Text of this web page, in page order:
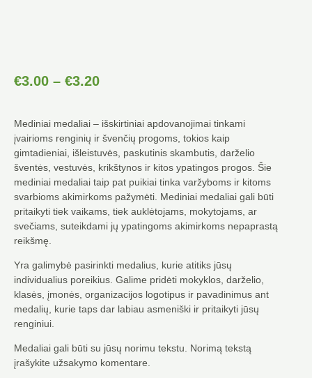
€3.00 – €3.20Price
Through
€3.20
Mediniai medaliai – išskirtiniai apdovanojimai tinkami
įvairioms renginių ir švenčių progoms, tokios kaip
gimtadieniai, išleistuvės, paskutinis skambutis, darželio
šventės, vestuvės, krikštynos ir kitos ypatingos progos. Šie
mediniai medaliai taip pat puikiai tinka varžyboms ir kitoms
svarbioms akimirkoms pažymėti. Mediniai medaliai gali būti
pritaikyti tiek vaikams, tiek auklėtojams, mokytojams, ar
svečiams, suteikdami jų ypatingoms akimirkoms nepaprastą
reikšmę.
Yra galimybė pasirinkti medalius, kurie atitiks jūsų
individualius poreikius. Galime pridėti mokyklos, darželio,
klasės, įmonės, organizacijos logotipus ir pavadinimus ant
medalių, kurie taps dar labiau asmeniški ir pritaikyti jūsų
renginiui.
Medaliai gali būti su jūsų norimu tekstu. Norimą tekstą
įrašykite užsakymo komentare.